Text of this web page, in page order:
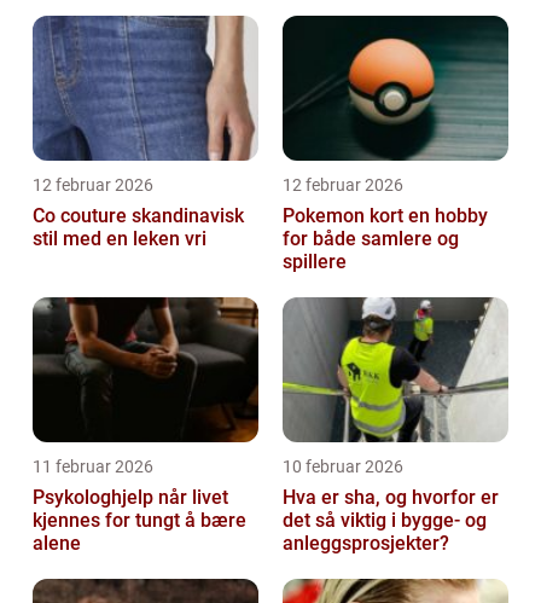
12 februar 2026
Co couture skandinavisk
stil med en leken vri
12 februar 2026
Pokemon kort en hobby
for både samlere og
spillere
11 februar 2026
Psykologhjelp når livet
kjennes for tungt å bære
alene
10 februar 2026
Hva er sha, og hvorfor er
det så viktig i bygge- og
anleggsprosjekter?